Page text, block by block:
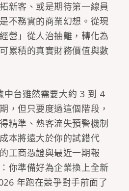
新客、或是期待第一線員
不務實的商業幻想。從現
營」從人治抽離，轉化為
累積的真實財務價值與數
中台雖然需要大約 3 到 4
，但只要度過這個階段，
精準、熟客流失預警機制
本將遠大於你的試錯代
工商憑證與最近一期報
你準備好為企業換上全新
年跑在競爭對手前面了